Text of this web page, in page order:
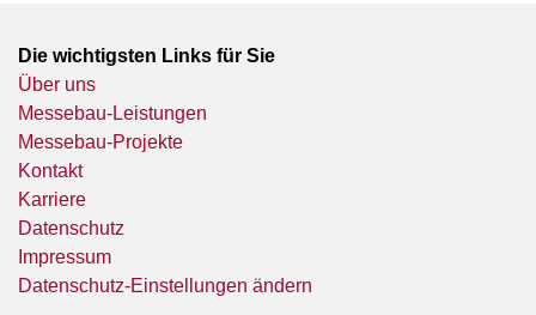
Die wichtigsten Links für Sie
Über uns
Messebau-Leistungen
Messebau-Projekte
Kontakt
Karriere
Datenschutz
Impressum
Datenschutz-Einstellungen ändern